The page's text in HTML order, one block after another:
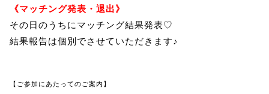
《マッチング発表・退出》
その日のうちにマッチング結果発表♡
結果報告は個別でさせていただきます♪
【ご参加にあたってのご案内】